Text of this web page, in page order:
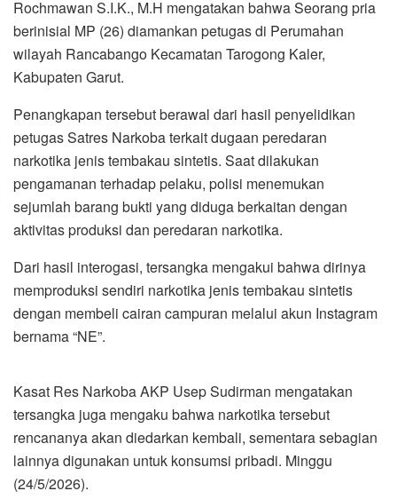
Rochmawan S.I.K., M.H mengatakan bahwa Seorang pria
berinisial MP (26) diamankan petugas di Perumahan
wilayah Rancabango Kecamatan Tarogong Kaler,
Kabupaten Garut.
Penangkapan tersebut berawal dari hasil penyelidikan
petugas Satres Narkoba terkait dugaan peredaran
narkotika jenis tembakau sintetis. Saat dilakukan
pengamanan terhadap pelaku, polisi menemukan
sejumlah barang bukti yang diduga berkaitan dengan
aktivitas produksi dan peredaran narkotika.
Dari hasil interogasi, tersangka mengakui bahwa dirinya
memproduksi sendiri narkotika jenis tembakau sintetis
dengan membeli cairan campuran melalui akun Instagram
bernama “NE”.
Kasat Res Narkoba AKP Usep Sudirman mengatakan
tersangka juga mengaku bahwa narkotika tersebut
rencananya akan diedarkan kembali, sementara sebagian
lainnya digunakan untuk konsumsi pribadi. Minggu
(24/5/2026).